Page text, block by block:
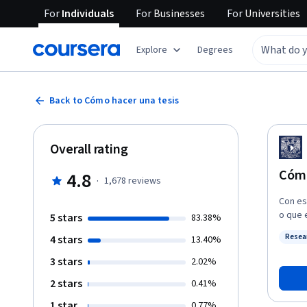
ForIndividuals ForBusinesses ForUniversities
Explore Degrees
Back to Cómo hacer una tesis
Con
o que
Overall rating
4.8 · 1,678 reviews
5 stars 83.38%
4 stars 13.40%
3 stars 2.02%
2 stars 0.41%